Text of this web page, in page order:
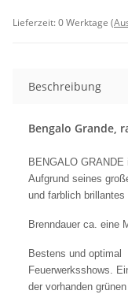
Lieferzeit:0 Werktage
Beschreibung
Bengalo Grande,
BENGALO GRANDE
Aufgrund seines
und farblich brillantes
Brenndauer ca. eine
Bestens und optimal
Feuerwerksshows.
der vorhanden